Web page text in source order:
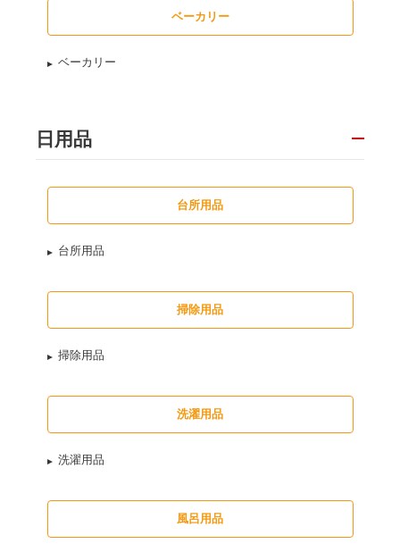
ベーカリー
ベーカリー
日用品
台所用品
台所用品
掃除用品
掃除用品
洗濯用品
洗濯用品
風呂用品